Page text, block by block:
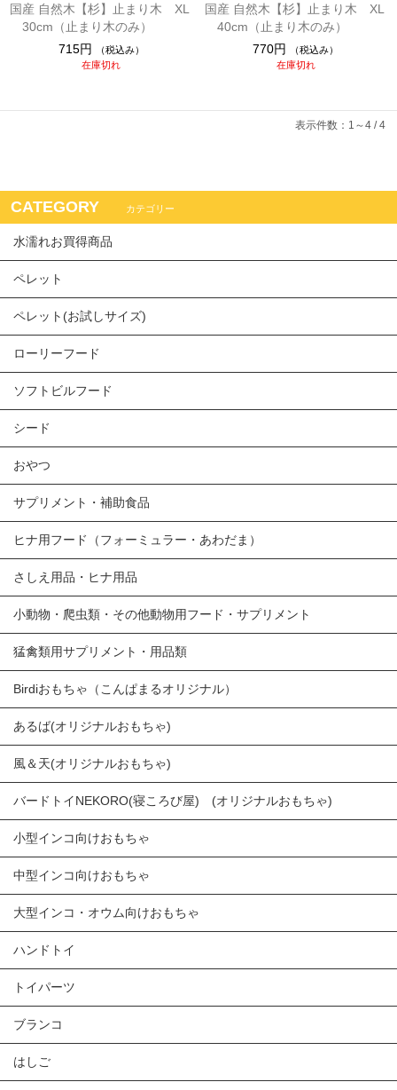
国産 自然木【杉】止まり木 XL
30cm（止まり木のみ）
715円
（税込み）
在庫切れ
国産 自然木【杉】止まり木 XL
40cm（止まり木のみ）
770円
（税込み）
在庫切れ
表示件数：1～4 / 4
CATEGORY カテゴリー
水濡れお買得商品
ペレット
ペレット(お試しサイズ)
ローリーフード
ソフトビルフード
シード
おやつ
サプリメント・補助食品
ヒナ用フード（フォーミュラー・あわだま）
さしえ用品・ヒナ用品
小動物・爬虫類・その他動物用フード・サプリメント
猛禽類用サプリメント・用品類
Birdiおもちゃ（こんぱまるオリジナル）
あるば(オリジナルおもちゃ)
風＆天(オリジナルおもちゃ)
バードトイNEKORO(寝ころび屋) (オリジナルおもちゃ)
小型インコ向けおもちゃ
中型インコ向けおもちゃ
大型インコ・オウム向けおもちゃ
ハンドトイ
トイパーツ
ブランコ
はしご